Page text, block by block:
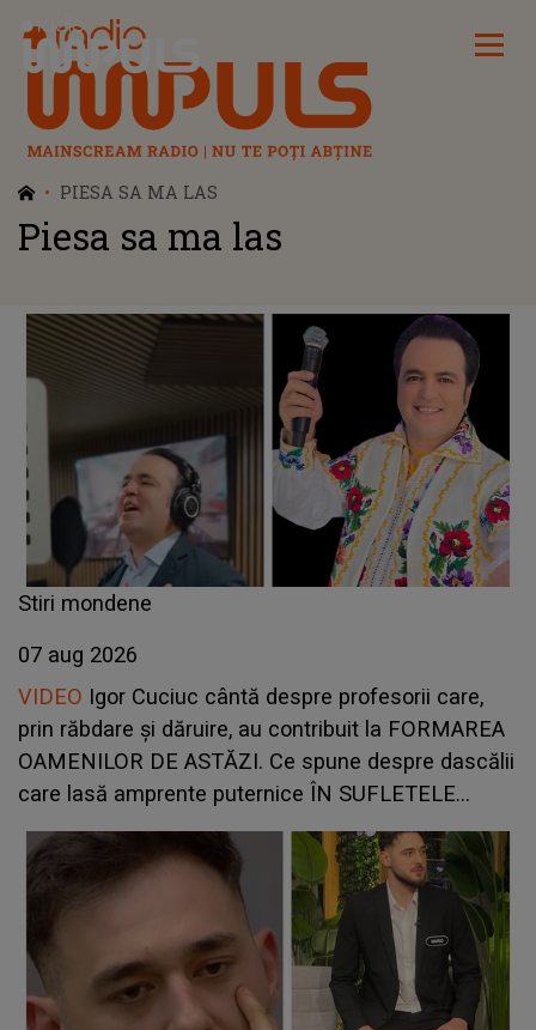
Radio Impuls
PIESA SA MA LAS
Piesa sa ma las
Stiri mondene
07 aug 2026
VIDEO Igor Cuciuc cântă despre profesorii care,
prin răbdare și dăruire, au contribuit la FORMAREA
OAMENILOR DE ASTĂZI. Ce spune despre dascălii
care lasă amprente puternice ÎN SUFLETELE
ELEVILOR, chiar și după trecerea anilor: "De fiecare
dată când..."